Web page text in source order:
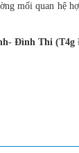
mối quan hệ
Đình Thi (T4g